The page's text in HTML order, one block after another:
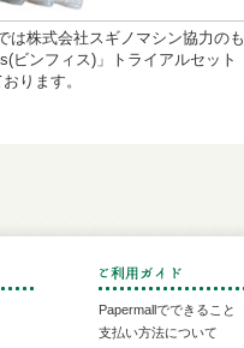
は株式会社スギノマシン協力のも
ビンフィス)」トライアルセット
ります。
Papermallでできること
支払い方法について